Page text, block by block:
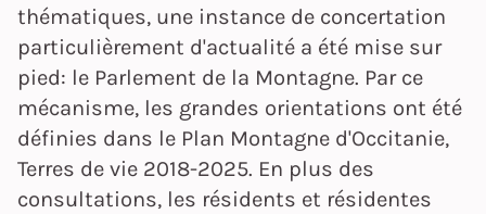
thématiques, une instance de concertation
particulièrement d'actualité a été mise sur
pied: le Parlement de la Montagne. Par ce
mécanisme, les grandes orientations ont été
définies dans le Plan Montagne d'Occitanie,
Terres de vie 2018-2025. En plus des
consultations, les résidents et résidentes